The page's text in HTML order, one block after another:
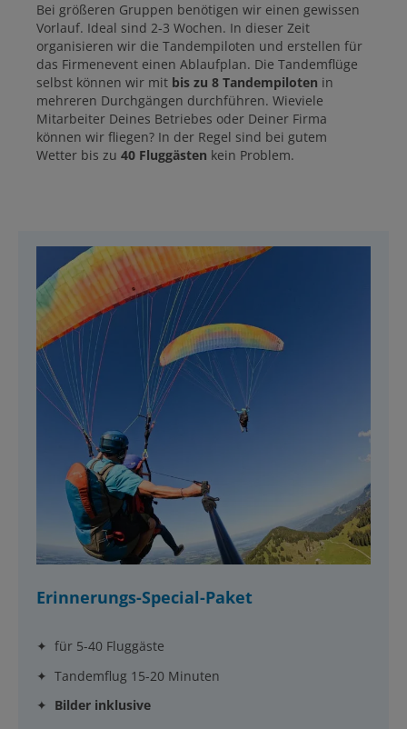
Bei größeren Gruppen benötigen wir einen gewissen
Vorlauf. Ideal sind 2-3 Wochen. In dieser Zeit
organisieren wir die Tandempiloten und erstellen für
das Firmenevent einen Ablaufplan. Die Tandemflüge
selbst können wir mit bis zu 8 Tandempiloten in
mehreren Durchgängen durchführen. Wieviele
Mitarbeiter Deines Betriebes oder Deiner Firma
können wir fliegen? In der Regel sind bei gutem
Wetter bis zu40 Fluggästen kein Problem.
Erinnerungs-Special-Paket
✦ für 5-40 Fluggäste
✦ Tandemflug 15-20 Minuten
✦ Bilder inklusive